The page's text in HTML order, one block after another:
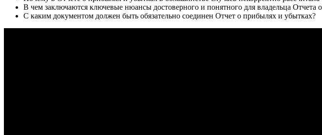
В чем заключаются ключевые нюансы достоверного и понятного для владельца Отчета
С каким документом должен быть обязательно соединен Отчет о прибылях и убытках?